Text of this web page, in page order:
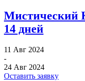
Мистический
14 дней
11 Авг 2024
-
24 Авг 2024
Оставить заявку